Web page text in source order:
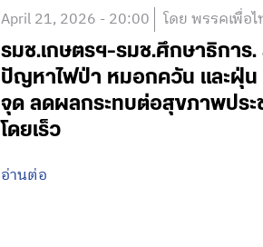
April 21, 2026 - 20:00 โดย พรรคเพื่อ
รมช.เกษตรฯ-รมช.ศึกษาธิกา
ปัญหาไฟป่า หมอกควัน และฝุ่น
จุด ลดผลกระทบต่อสุขภาพปร
โดยเร็ว
อ่านต่อ